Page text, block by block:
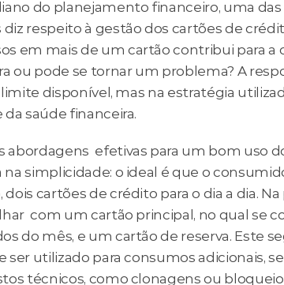
do planejamento financeiro, uma das
respeito à gestão dos cartões de
em mais de um cartão contribui para a
ou pode se tornar um problema? A
disponível, mas na estratégia
saúde financeira.
abordagens  efetivas para um bom uso
na simplicidade: o ideal é que o
dois cartões de crédito para o dia a dia.
com um cartão principal, no qual se
do mês, e um cartão de reserva. Este
ser utilizado para consumos adicionais,
técnicos, como clonagens ou